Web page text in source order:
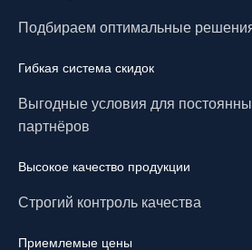
Подбираем оптимальные
Гибкая система скидок
Выгодные условия для
партнёров
Высокое качество продукции
Строгий контроль качества
Приемлемые цены